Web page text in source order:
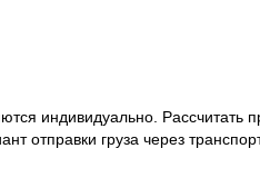
индивидуально.
отправки груза через